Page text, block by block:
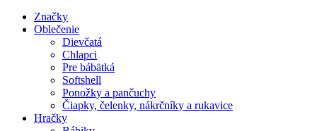
Značky
Oblečenie
Dievčatá
Chlapci
Pre bábätká
Softshell
Ponožky a pančuchy
Čiapky, čelenky, nákrčníky a rukavice
Hračky